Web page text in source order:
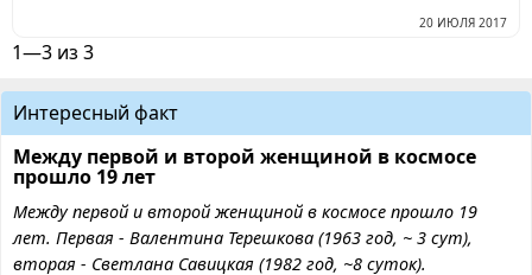
20 ИЮЛЯ 2017
1—3 из 3
Интересный факт
Между первой и второй женщиной в космосе
прошло 19 лет
Между первой и второй женщиной в космосе прошло 19
лет. Первая - Валентина Терешкова (1963 год, ~ 3 сут),
вторая - Светлана Савицкая (1982 год, ~8 суток).